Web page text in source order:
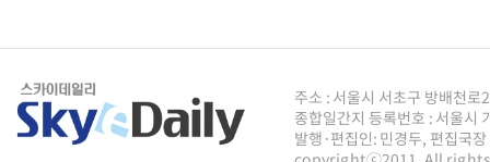
주소 : 서울시 서초구 방배천
종합일간지 등록번호 : 서울
발행·편집인: 민경두, 편집국